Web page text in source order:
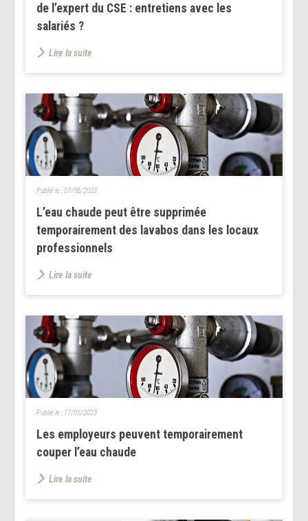
de l’expert du CSE : entretiens avec les
salariés ?
Lire la suite
L’eau chaude peut être supprimée
temporairement des lavabos dans les locaux
professionnels
Publié le :07/06/2023
Lire la suite
Les employeurs peuvent temporairement
couper l’eau chaude
Publié le : 17/05/2023
Lire la suite